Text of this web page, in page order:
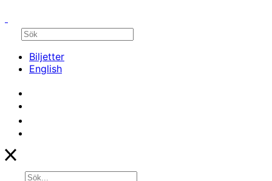
Biljetter
English